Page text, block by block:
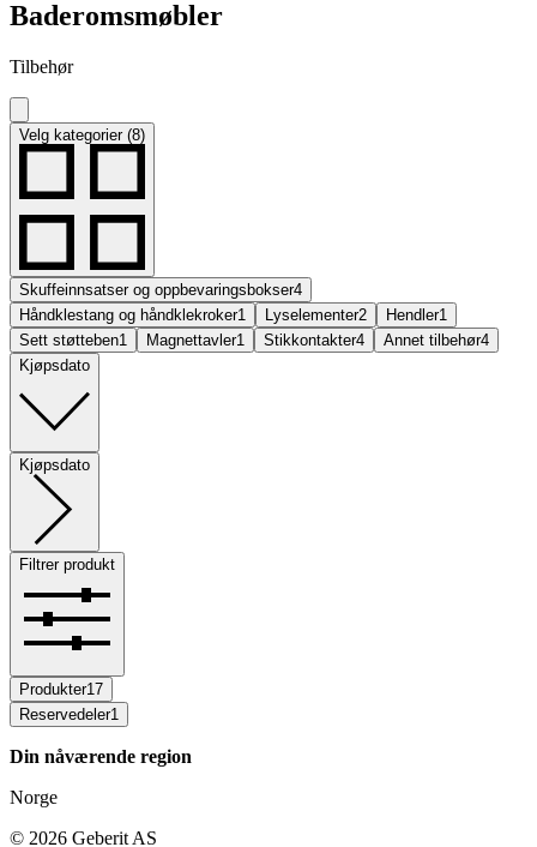
Baderomsmøbler
Tilbehør
Velg kategorier (8)
Skuffeinnsatser og oppbevaringsbokser4
Håndklestang og håndklekroker1 Lyselementer2 Hendler1
Sett støtteben1 Magnettavler1 Stikkontakter4 Annet tilbehør4
Kjøpsdato
Kjøpsdato
Filtrer produkt
Produkter17
Reservedeler1
Din nåværende region
Norge
© 2026 Geberit AS